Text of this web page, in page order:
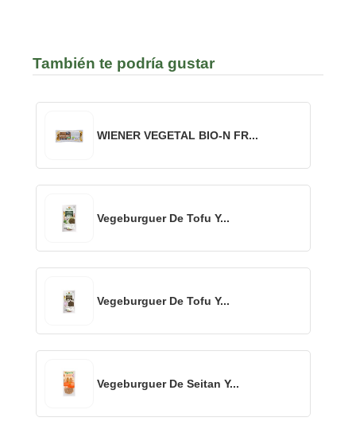
También te podría gustar
WIENER VEGETAL BIO-N FR...
Vegeburguer De Tofu Y...
Vegeburguer De Tofu Y...
Vegeburguer De Seitan Y...